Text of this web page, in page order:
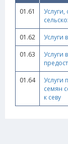
01.61
01.62 Услуги
01.63
Услуги
01.64
Услуги
семян
к севу